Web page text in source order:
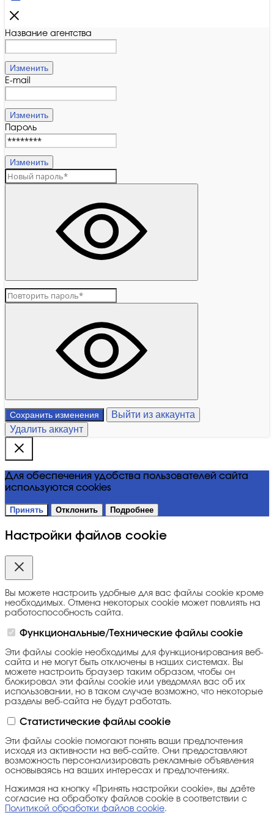
Название агентства
Изменить
E-mail
Изменить
Пароль
Изменить
Сохранить изменения
Выйти из аккаунта
Удалить аккаунт
Для обеспечения удобства пользователей сайта
используются cookies
Принять Отклонить Подробнее
Настройки файлов cookie
Вы можете настроить удобные для вас файлы cookie кроме
необходимых. Отмена некоторых cookie может повлиять на
работоспособность сайта.
Функциональные/Технические файлы cookie
Эти файлы cookie необходимы для функционирования веб-
сайта и не могут быть отключены в наших системах. Вы
можете настроить браузер таким образом, чтобы он
блокировал эти файлы cookie или уведомлял вас об их
использовании, но в таком случае возможно, что некоторые
разделы веб-сайта не будут работать.
Статистические файлы cookie
Эти файлы cookie помогают понять ваши предпочтения
исходя из активности на веб-сайте. Они предоставляют
возможность персонализировать рекламные объявления
основываясь на ваших интересах и предпочтениях.
Нажимая на кнопку «Принять настройки cookie», вы даёте
согласие на обработку файлов cookie в соответствии с
Политикой обработки файлов cookie.